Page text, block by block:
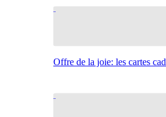
Offre de la joie: les cartes